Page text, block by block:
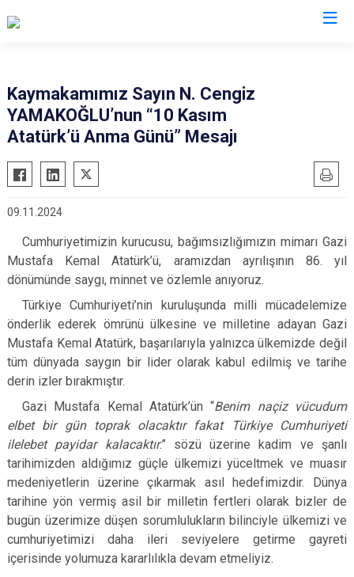
Ayrancı
Ermenek
Kaymakamımız Sayın N. Cengiz
YAMAKOĞLU’nun “10 Kasım
Atatürk’ü Anma Günü” Mesajı
09.11.2024
Cumhuriyetimizin kurucusu, bağımsızlığımızın mimarı Gazi
Mustafa Kemal Atatürk’ü, aramızdan ayrılışının 86. yıl
dönümünde saygı, minnet ve özlemle anıyoruz.
Türkiye Cumhuriyeti’nin kuruluşunda milli mücadelemize
önderlik ederek ömrünü ülkesine ve milletine adayan Gazi
Mustafa Kemal Atatürk, başarılarıyla yalnızca ülkemizde değil
tüm dünyada saygın bir lider olarak kabul edilmiş ve tarihe
derin izler bırakmıştır.
Gazi Mustafa Kemal Atatürk’ün “Benim naçiz vücudum
elbet bir gün toprak olacaktır fakat Türkiye Cumhuriyeti
ilelebet payidar kalacaktır.” sözü üzerine kadim ve şanlı
tarihimizden aldığımız güçle ülkemizi yüceltmek ve muasır
medeniyetlerin üzerine çıkarmak asıl hedefimizdir. Dünya
tarihine yön vermiş asil bir milletin fertleri olarak bizler de
bugün üzerimize düşen sorumlulukların bilinciyle ülkemizi ve
cumhuriyetimizi daha ileri seviyelere getirme gayreti
içerisinde yolumuza kararlılıkla devam etmeliyiz.